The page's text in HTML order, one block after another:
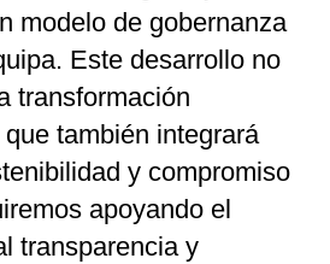
modelo de gobernanza
Este desarrollo no
transformación
también integrará
y compromiso
apoyando el
transparencia y